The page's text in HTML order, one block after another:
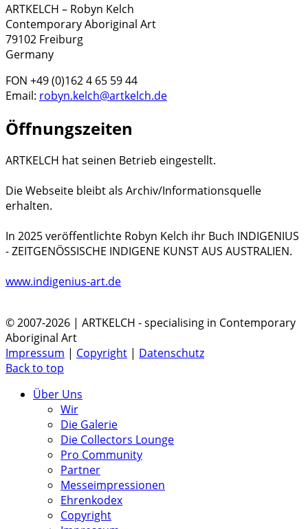
ARTKELCH – Robyn Kelch
Contemporary Aboriginal Art
79102 Freiburg
Germany
FON +49 (0)162 4 65 59 44
Email: robyn.kelch@artkelch.de
Öffnungszeiten
ARTKELCH hat seinen Betrieb eingestellt.
Die Webseite bleibt als Archiv/Informationsquelle
erhalten.
In 2025 veröffentlichte Robyn Kelch ihr Buch INDIGENIUS
- ZEITGENÖSSISCHE INDIGENE KUNST AUS AUSTRALIEN.
www.indigenius-art.de
© 2007-2026 | ARTKELCH - specialising in Contemporary
Aboriginal Art
Impressum | Copyright | Datenschutz
Back to top
Über Uns
Wir
Die Galerie
Die Collectors Lounge
Pro Community
Partner
Messeimpressionen
Ehrenkodex
Copyright